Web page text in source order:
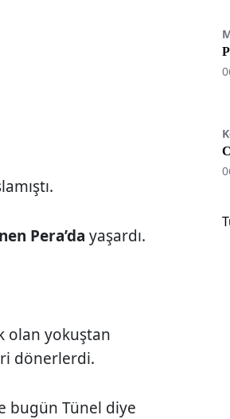
Pera’da yaşardı.
olan yokuştan
dönerlerdi.
bugün Tünel diye